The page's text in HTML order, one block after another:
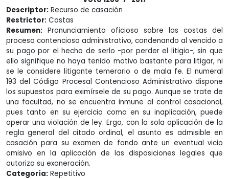
Descriptor: Recurso de casación
Restrictor: Costas
Resumen: Pronunciamiento oficioso sobre las costas del
proceso contencioso administrativo, condenando al vencido a
su pago por el hecho de serlo -por perder el litigio-, sin que
ello signifique no haya tenido motivo bastante para litigar, ni
se le considere litigante temerario o de mala fe. El numeral
193 del Código Procesal Contencioso Administrativo dispone
los supuestos para eximírsele de su pago. Aunque se trate de
una facultad, no se encuentra inmune al control casacional,
pues tanto en su ejercicio como en su inaplicación, puede
operar una violación de ley. Ergo, con la sola aplicación de la
regla general del citado ordinal, el asunto es admisible en
casación para su examen de fondo ante un eventual vicio
omisivo en la aplicación de las disposiciones legales que
autoriza su exoneración.
Categoría: Repetitivo